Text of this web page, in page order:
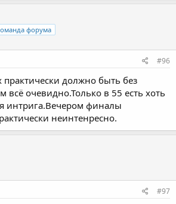
форума
#96
практически должно быть без
очевидно.Только в 55 есть хоть
интрига.Вечером финалы
неинтенресно.
#97